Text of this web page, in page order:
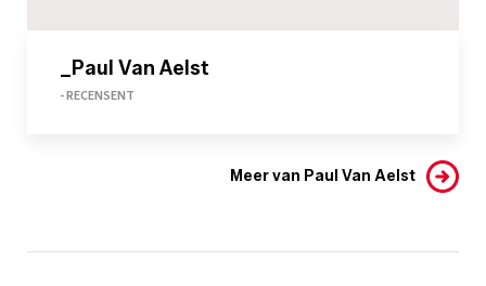
_Paul Van Aelst
- RECENSENT
Meer van Paul Van Aelst